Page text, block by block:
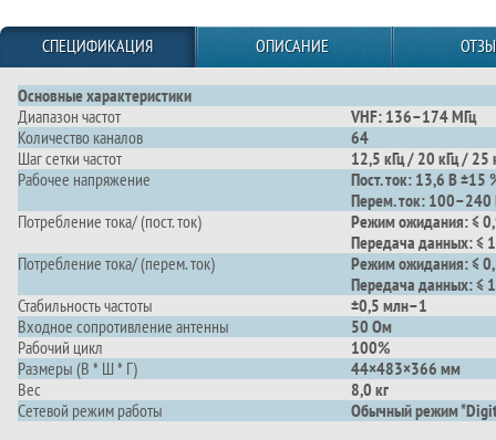
СПЕЦИФИКАЦИЯ ОПИСАНИЕ
Основные характеристики
Диапазон частот
VHF: 136–174 МГц
Количество каналов
64
Шаг сетки частот
12,5 кГц / 20 кГц / 25
Рабочее напряжение
Пост. ток: 13,6 В ±15
Перем. ток: 100–240
Потребление тока/ (пост. ток)
Режим ожидания: ≤
Передача данных: ≤
Потребление тока/ (перем. ток)
Режим ожидания: ≤
Передача данных: ≤
Стабильность частоты
±0,5 млн–1
Входное сопротивление антенны
50 Ом
Рабочий цикл
100%
Размеры (В * Ш * Г)
44×483×366 мм
Вес
8,0 кг
Сетевой режим работы
Обычный режим